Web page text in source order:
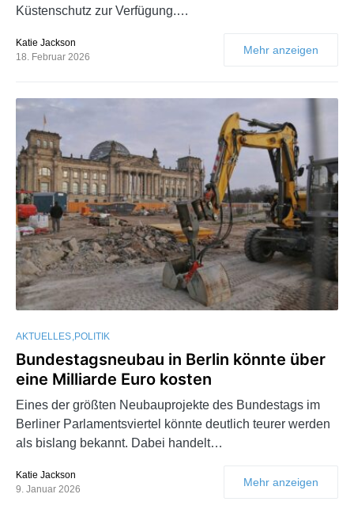
Küstenschutz zur Verfügung.…
Katie Jackson
18. Februar 2026
Mehr anzeigen
AKTUELLES POLITIK
Bundestagsneubau in Berlin könnte über
eine Milliarde Euro kosten
Eines der größten Neubauprojekte des Bundestags im
Berliner Parlamentsviertel könnte deutlich teurer werden
als bislang bekannt. Dabei handelt…
Katie Jackson
9. Januar 2026
Mehr anzeigen